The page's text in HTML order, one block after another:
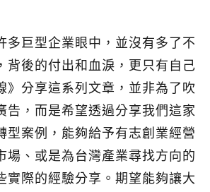
多巨型企業眼中，並沒有多了不
背後的付出和血淚，更只有自己
》分享這系列文章，並非為了吹
告，而是希望透過分享我們這家
型案例，能夠給予有志創業經營
場、或是為台灣產業尋找方向的
實際的經驗分享。期望能夠讓大